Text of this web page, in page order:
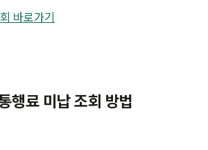
바로가기
행료 미납 조회 방법